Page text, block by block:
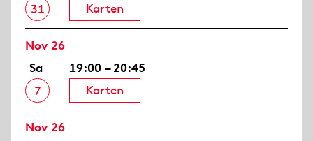
31
Karten
Nov 26
Sa
7
19:00 – 20:45
Karten
Nov 26